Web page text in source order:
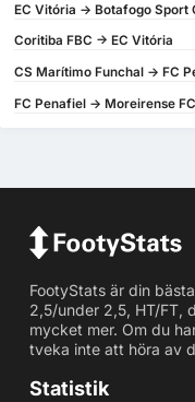
EC Vitória -> Botafogo Sport
Coritiba FBC -> EC Vitória
CS Marítimo Funchal -> FC
FC Penafiel -> Moreirense FC
FootyStats är din
2,5/under 2,5, HT/FT,
mycket mer. Om du
tveka inte att höra av
Statistik